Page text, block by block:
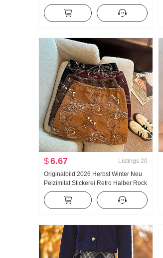
$6.67 Listings 20
Originalbild 2026 Herbst Winter Neu
Pelzimitat Stickerei Retro Halber Rock
Pei Lee S Stickerei Minirock Damen
Mit Sicherheit Hosen